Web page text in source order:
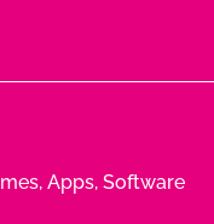
Apps, Software